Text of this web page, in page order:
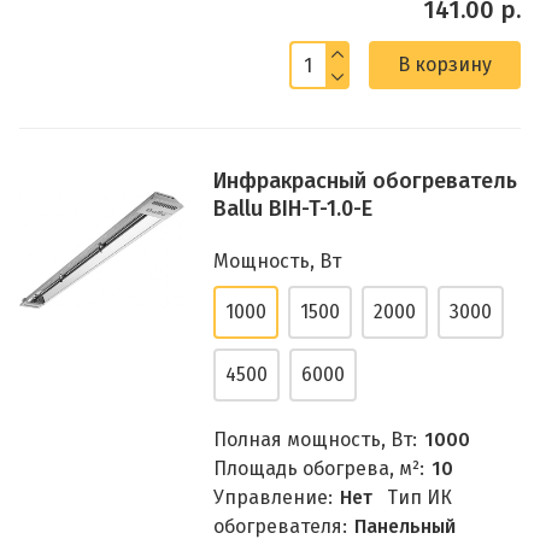
141.00 р.
В корзину
Инфракрасный обогреватель
Ballu BIH-T-1.0-E
Мощность, Вт
1000 1500 2000 3000
4500 6000
Полная мощность, Вт: 1000
Площадь обогрева, м²: 10
Управление: Нет
Тип ИК
обогревателя: Панельный